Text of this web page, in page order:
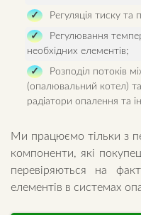
Регуляція тиску та
Регулювання
необхідних елементів;
Розподіл потоків
(опалювальний котел)
радіатори опалення та
Ми працюємо тільки з
компоненти, які
перевіряються на
елементів в системах